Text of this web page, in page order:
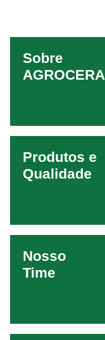
Sobre
AGROCERA
Produtos e
Qualidade
Nosso
Time